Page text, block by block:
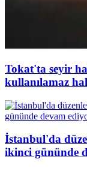
Tokat'ta seyir
kullanılamaz
İstanbul'da
ikinci gününde